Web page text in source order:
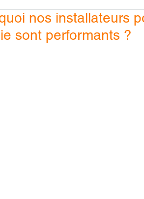
nos installateurs
sont performants ?